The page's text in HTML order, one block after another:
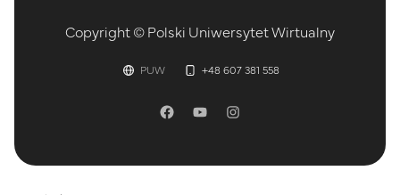
Copyright © Polski Uniwersytet Wirtualny
PUW +48 607 381 558